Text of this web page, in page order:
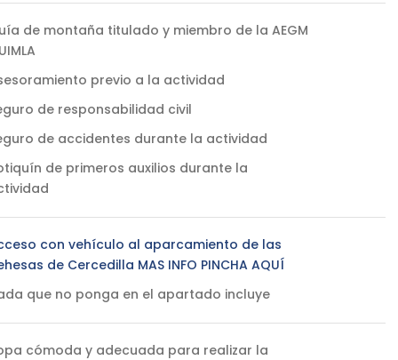
de montaña titulado y miembro de la AEGM
previo a la actividad
de responsabilidad civil
de accidentes durante la actividad
de primeros auxilios durante la
con vehículo al aparcamiento de las
de Cercedilla MAS INFO PINCHA AQUÍ
que no ponga en el apartado incluye
cómoda y adecuada para realizar la